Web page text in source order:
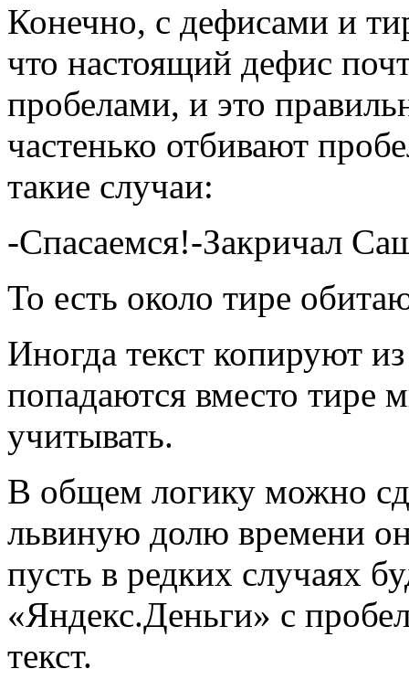
Конечно, с дефисами и
что настоящий дефис
пробелами, и это
частенько отбивают
такие случаи:
-Спасаемся!-Закричал
То есть около тире
Иногда текст копируют
попадаются вместо тире
учитывать.
В общем логику можно
львиную долю времени
пусть в редких случаях
«Яндекс.Деньги» с
текст.